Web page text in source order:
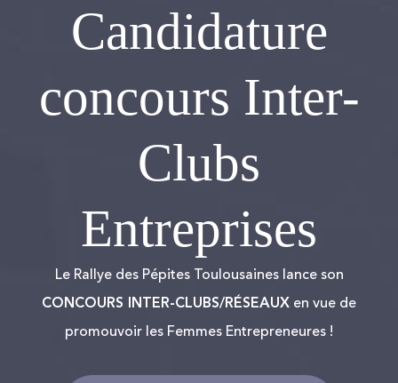
Candidature
concours Inter-
Clubs
Entreprises
Le Rallye des Pépites Toulousaines lance son
CONCOURS INTER-CLUBS/RÉSEAUX en vue de
promouvoir les Femmes Entrepreneures !